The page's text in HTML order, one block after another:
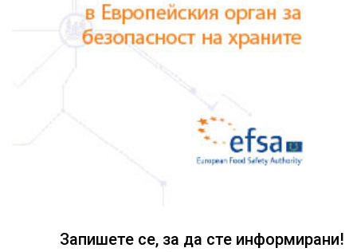
Запишете се, за да сте информирани!